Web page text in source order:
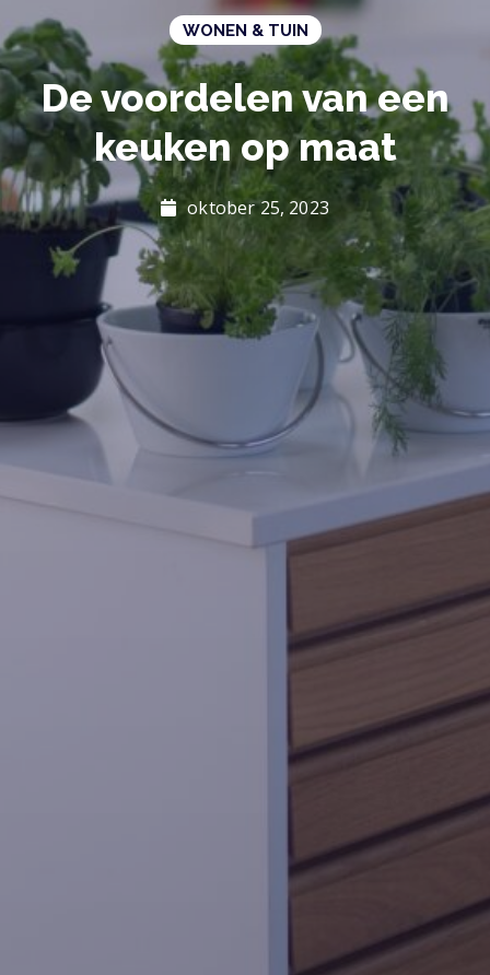
WONEN & TUIN
De voordelen van een
keuken op maat
oktober 25, 2023